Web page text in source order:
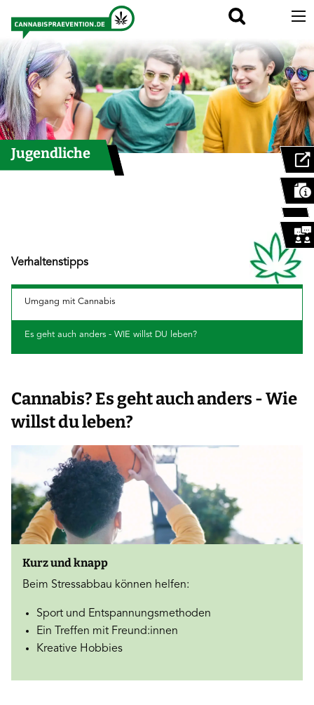
Navigation überspringen
Jugendliche
Verhaltenstipps
Umgang mit Cannabis
Es geht auch anders - WIE willst DU leben?
Cannabis? Es geht auch anders - Wie
willst du leben?
Kurz und knapp
Beim Stressabbau können helfen:
Sport und Entspannungsmethoden
Ein Treffen mit Freund:innen
Kreative Hobbies